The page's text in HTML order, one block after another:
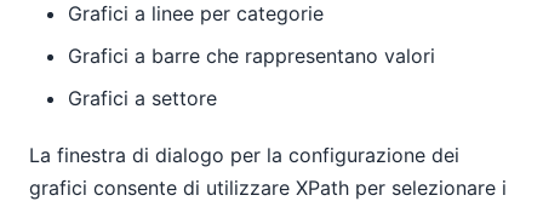
Grafici a linee per categorie
Grafici a barre che rappresentano valori
Grafici a settore
La finestra di dialogo per la configurazione dei
grafici consente di utilizzare XPath per selezionare i